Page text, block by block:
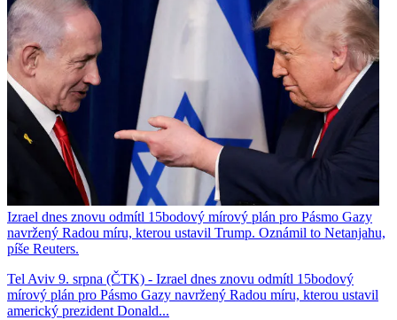
Izrael dnes znovu odmítl 15bodový mírový plán pro Pásmo Gazy
navržený Radou míru, kterou ustavil Trump. Oznámil to Netanjahu,
píše Reuters.
Tel Aviv 9. srpna (ČTK) - Izrael dnes znovu odmítl 15bodový
mírový plán pro Pásmo Gazy navržený Radou míru, kterou ustavil
americký prezident Donald...